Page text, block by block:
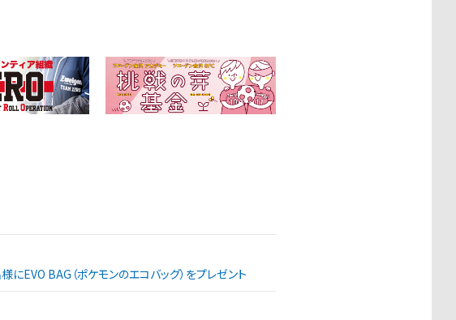
EVO BAG（ポケモンのエコバッグ）をプレゼント